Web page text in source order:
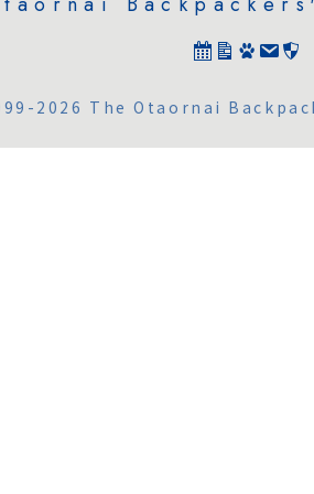
2026 The Otaornai